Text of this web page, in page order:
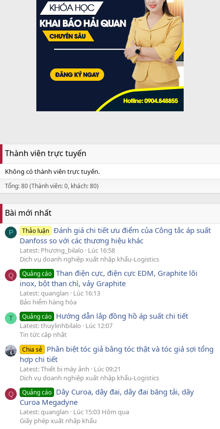
Thành viên trực tuyến
Không có thành viên trực tuyến.
Tổng: 80 (Thành viên: 0, khách: 80)
Bài mới nhất
P Thảo luận Đánh giá chi tiết ưu điểm của Công tắc áp suất
Danfoss so với các thương hiệu khác
Latest: Phương_bilalo
Lúc 16:58
Dịch vụ doanh nghiệp xuất nhập khẩu-Logistics
Q Quảng cáo Than điện cực, điện cực EDM, Graphite lõi
inox, bột than chì, vảy Graphite
Latest: quanglan
Lúc 16:13
Bảo hiểm hàng hóa
T Quảng cáo Hướng dẫn lắp đồng hồ áp suất chi tiết
Latest: thuylinhbilalo
Lúc 12:07
Tin tức cập nhật
Chia sẻ Phân biệt tóc giả bằng tóc thật và tóc giả sợi tổng
hợp chi tiết
Latest: Thiết bị máy ảnh
Lúc 09:21
Dịch vụ doanh nghiệp xuất nhập khẩu-Logistics
Q Quảng cáo Dây Curoa, dây đai, dây đai băng tải, dây
Curoa Megadyne
Latest: quanglan
Lúc 15:03 Hôm qua
Giấy phép xuất nhập khẩu